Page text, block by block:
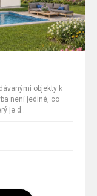
objekty k
není jediné, co
je d..